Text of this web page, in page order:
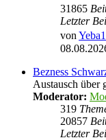
31865
Letzter
von
Bezness
Austausch über
Moderator:
319
20857
Letzter